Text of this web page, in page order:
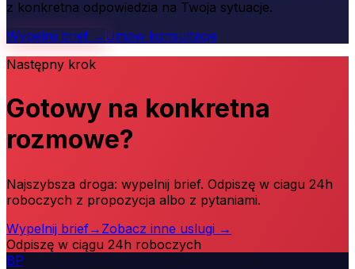
z konkretna odpowiedzia na Twoja sytuacje.
Wypelnij brief → Umow konsultacje
Następny krok
Gotowy na konkretna
rozmowe?
Najszybsza droga: wypelnij brief. Odpiszę w ciagu 24h
roboczych z propozycja albo z pytaniami.
Wypelnij brief→ Zobacz inne uslugi →
Odpiszę w ciągu 24h roboczych
BP